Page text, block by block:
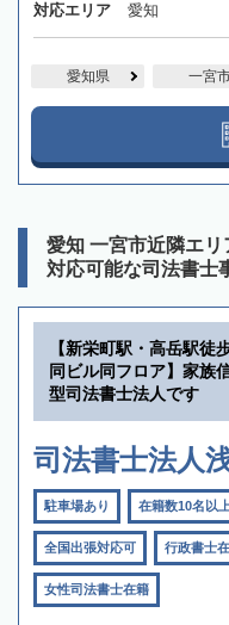
対応エリア 愛知
愛知県 一宮
愛知 一宮市近隣エ
対応可能な司法書士
【新栄町駅・高岳駅徒
同ビル同フロア】家族
型司法書士法人です
司法書士法人
駐車場あり 在籍数10名以上
全国出張対応可 行政書士
女性司法書士在籍